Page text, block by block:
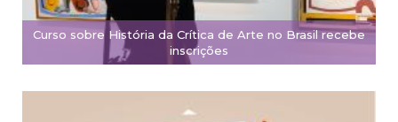
Curso sobre História da Crítica de Arte no Brasil recebe
inscrições